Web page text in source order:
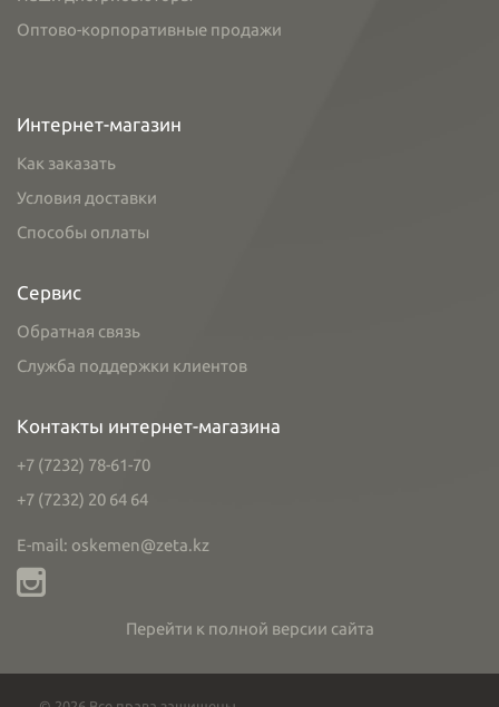
Оптово-корпоративные продажи
Интернет-магазин
Как заказать
Условия доставки
Способы оплаты
Сервис
Обратная связь
Служба поддержки клиентов
Контакты интернет-магазина
+7 (7232) 78-61-70
+7 (7232) 20 64 64
E-mail: oskemen@zeta.kz
Перейти к полной версии сайта